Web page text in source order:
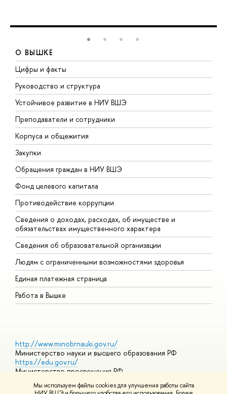
Мы используем файлы cookies для улучшения работы сайта
О ВЫШКЕ
Цифры и факты
Руководство и структура
Устойчивое развитие в НИУ ВШЭ
Преподаватели и сотрудники
Корпуса и общежития
Закупки
Обращения граждан в НИУ ВШЭ
Фонд целевого капитала
Противодействие коррупции
Сведения о доходах, расходах, об имуществе и
обязательствах имущественного характера
Сведения об образовательной организации
Людям с ограниченными возможностями здоровья
Единая платежная страница
Работа в Вышке
http://www.minobrnauki.gov.ru/
Министерство науки и высшего образования РФ
https://edu.gov.ru/
Министерство просвещения РФ
https://elearning.hse.ru/mooc
Массовые открытые онлайн-курсы